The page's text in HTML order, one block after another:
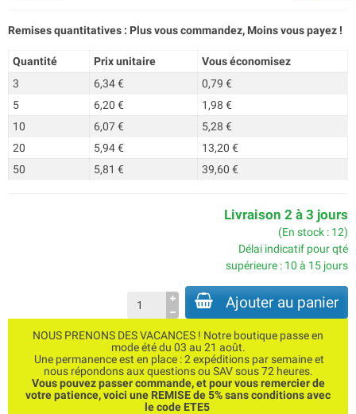
Remises quantitatives : Plus vous commandez, Moins vous payez !
Quantité Prix unitaire
Vous économisez
3
6,34 €
0,79 €
5
6,20 €
1,98 €
10
6,07 €
5,28 €
20
5,94 €
13,20 €
50
5,81 € 39,60 €
Livraison 2 à 3 jours
(En stock : 12)
Délai indicatif pour qté
supérieure : 10 à 15 jours
Ajouter au panier
NOUS PRENONS DES VACANCES ! Notre boutique passe en
mode été du 03 au 21 août.
Une permanence est en place : 2 expéditions par semaine et
nous répondons aux questions ou SAV sous 72 heures.
Vous pouvez passer commande, et pour vous remercier de
votre patience, voici une REMISE de 5% sans conditions avec
le code ETE5